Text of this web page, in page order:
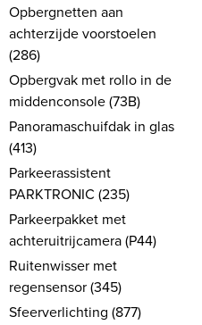
Opbergnetten aan
achterzijde voorstoelen
(286)
Opbergvak met rollo in de
middenconsole (73B)
Panoramaschuifdak in glas
(413)
Parkeerassistent
PARKTRONIC (235)
Parkeerpakket met
achteruitrijcamera (P44)
Ruitenwisser met
regensensor (345)
Sfeerverlichting (877)